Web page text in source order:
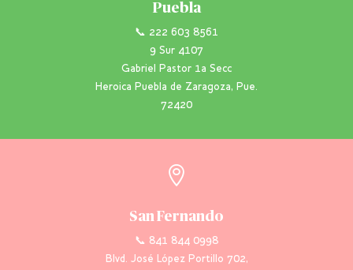
Puebla
📞 222 603 8561
9 Sur 4107
Gabriel Pastor 1a Secc
Heroica Puebla de Zaragoza, Pue.
72420

San Fernando
📞 841 844 0998
Blvd. José López Portillo 702,